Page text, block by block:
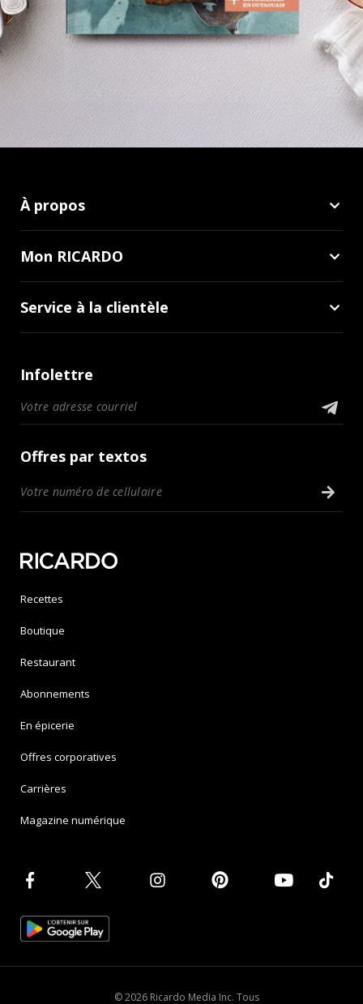
À propos
Mon RICARDO
Service à la clientèle
Infolettre
Offres par textos
Recettes
Boutique
Restaurant
Abonnements
En épicerie
Offres corporatives
Carrières
Magazine numérique
© 2026 Ricardo Media Inc. Tous